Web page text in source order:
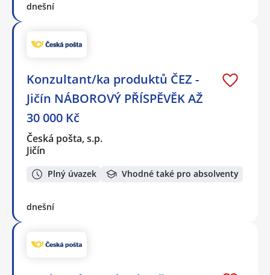
dnešní
Konzultant/ka produktů ČEZ -
Jičín NÁBOROVÝ PŘÍSPĚVĚK AŽ
30 000 Kč
Česká pošta, s.p.
Jičín
Plný úvazek Vhodné také pro absolventy
dnešní